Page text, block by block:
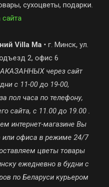
сухоцветы, подарки.
сайта
Villa Ma • г. Минск, ул.
2, офис 6
через сайт
с 11-00 до 19-00,
пол часа по телефону,
сайта, с 11.00 до 19.00 .
интернет-магазине Вы
офиса в режиме 24/7
цветы товары
ежедневно в будни с
по Беларуси курьером